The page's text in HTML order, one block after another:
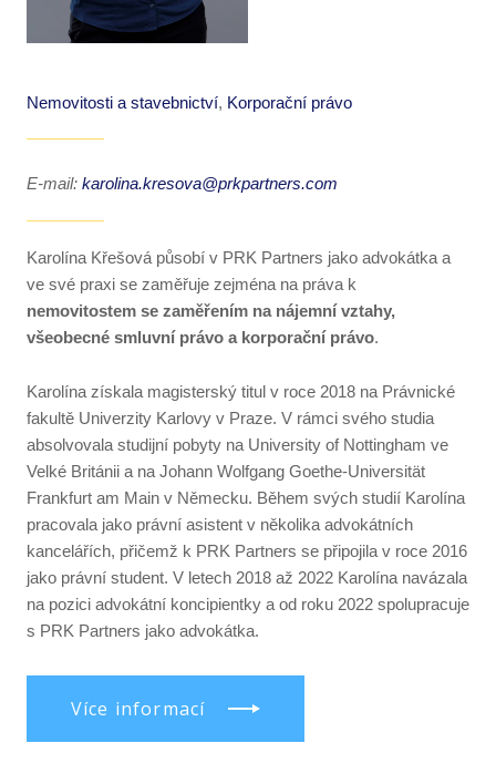
Nemovitosti a stavebnictví, Korporační právo
E-mail: karolina.kresova@prkpartners.com
Karolína Křešová působí v PRK Partners jako advokátka a
ve své praxi se zaměřuje zejména na práva k
nemovitostem se zaměřením na nájemní vztahy,
všeobecné smluvní právo a korporační právo.
Karolína získala magisterský titul v roce 2018 na Právnické
fakultě Univerzity Karlovy v Praze. V rámci svého studia
absolvovala studijní pobyty na University of Nottingham ve
Velké Británii a na Johann Wolfgang Goethe-Universität
Frankfurt am Main v Německu. Během svých studií Karolína
pracovala jako právní asistent v několika advokátních
kancelářích, přičemž k PRK Partners se připojila v roce 2016
jako právní student. V letech 2018 až 2022 Karolína navázala
na pozici advokátní koncipientky a od roku 2022 spolupracuje
s PRK Partners jako advokátka.
Více informací